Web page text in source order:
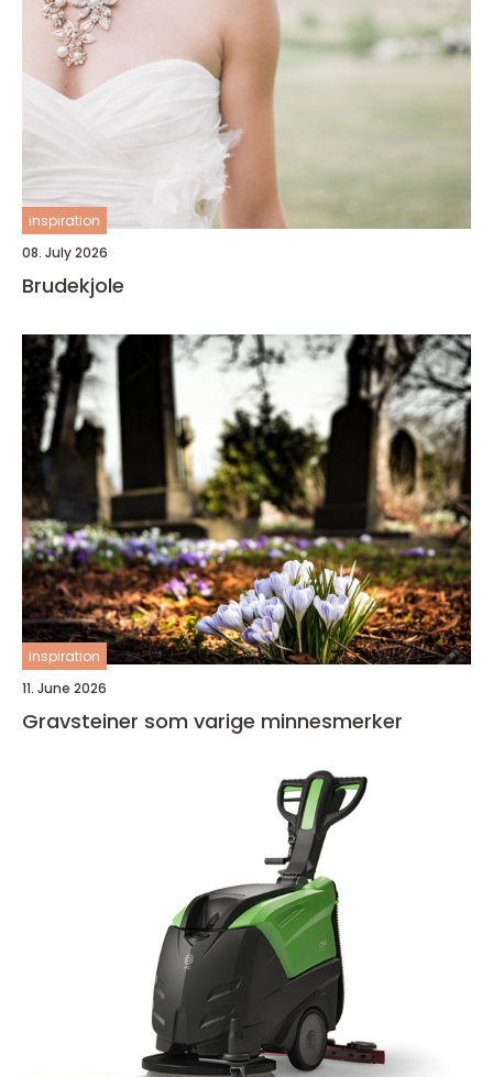
inspiration
08. July 2026
Brudekjole
inspiration
11. June 2026
Gravsteiner som varige minnesmerker